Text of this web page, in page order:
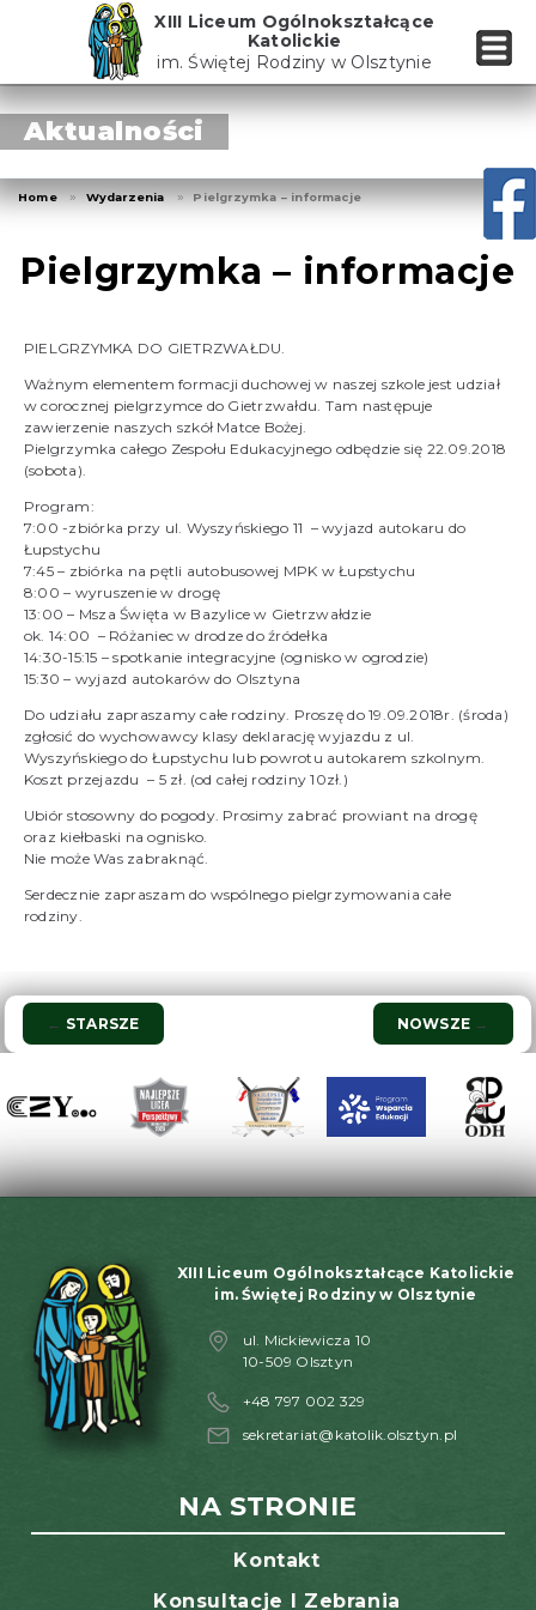
XIII Liceum Ogólnokształcące
Katolickie
im. Świętej Rodziny w Olsztynie
Aktualności
Home Wydarzenia Pielgrzymka – informacje
Pielgrzymka – informacje
PIELGRZYMKA DO GIETRZWAŁDU.
Ważnym elementem formacji duchowej w naszej szkole jest udział
w corocznej pielgrzymce do Gietrzwałdu. Tam następuje
zawierzenie naszych szkół Matce Bożej.
Pielgrzymka całego Zespołu Edukacyjnego odbędzie się 22.09.2018
(sobota).
Program:
7:00 -zbiórka przy ul. Wyszyńskiego 11 – wyjazd autokaru do
Łupstychu
7:45 – zbiórka na pętli autobusowej MPK w Łupstychu
8:00 – wyruszenie w drogę
13:00 – Msza Święta w Bazylice w Gietrzwałdzie
ok. 14:00 – Różaniec w drodze do źródełka
14:30-15:15 – spotkanie integracyjne (ognisko w ogrodzie)
15:30 – wyjazd autokarów do Olsztyna
Do udziału zapraszamy całe rodziny. Proszę do 19.09.2018r. (środa)
zgłosić do wychowawcy klasy deklarację wyjazdu z ul.
Wyszyńskiego do Łupstychu lub powrotu autokarem szkolnym.
Koszt przejazdu – 5 zł. (od całej rodziny 10zł.)
Ubiór stosowny do pogody. Prosimy zabrać prowiant na drogę
oraz kiełbaski na ognisko.
Nie może Was zabraknąć.
Serdecznie zapraszam do wspólnego pielgrzymowania całe
rodziny.
Nawigacja
wpisu
← STARSZE NOWSZE →
XIII Liceum Ogólnokształcące Katolickie
im. Świętej Rodziny w Olsztynie
ul. Mickiewicza 10
10-509 Olsztyn
+48 797 002 329
sekretariat@katolik.olsztyn.pl
NA STRONIE
Kontakt
Konsultacje I Zebrania